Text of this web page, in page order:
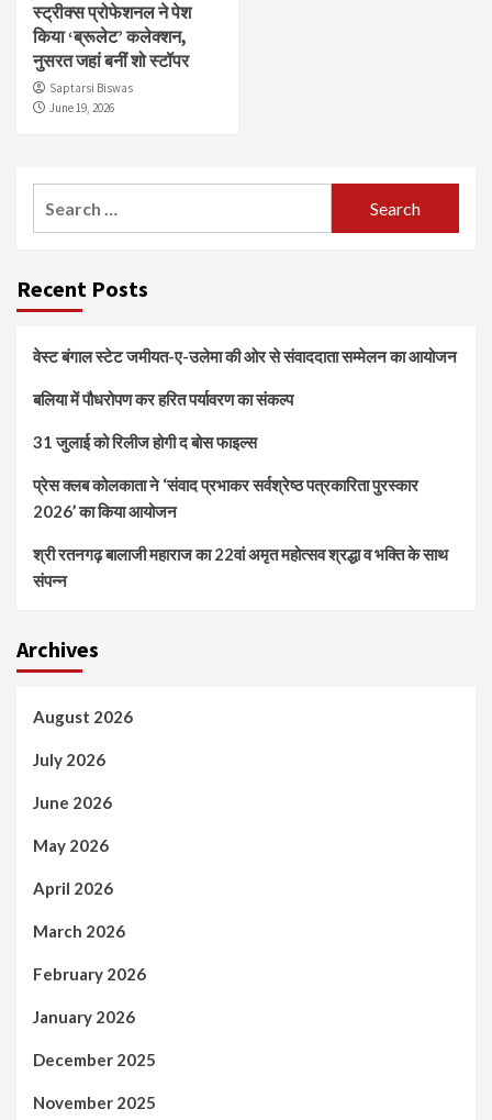
स्ट्रीक्स प्रोफेशनल ने पेश
किया ‘ब्रूलेट’ कलेक्शन,
नुसरत जहां बनीं शो स्टॉपर
Saptarsi Biswas
June 19, 2026
Recent Posts
वेस्ट बंगाल स्टेट जमीयत-ए-उलेमा की ओर से संवाददाता सम्मेलन का आयोजन
बलिया में पौधरोपण कर हरित पर्यावरण का संकल्प
31 जुलाई को रिलीज होगी द बोस फाइल्स
प्रेस क्लब कोलकाता ने ‘संवाद प्रभाकर सर्वश्रेष्ठ पत्रकारिता पुरस्कार
2026’ का किया आयोजन
श्री रतनगढ़ बालाजी महाराज का 22वां अमृत महोत्सव श्रद्धा व भक्ति के साथ
संपन्न
Archives
August 2026
July 2026
June 2026
May 2026
April 2026
March 2026
February 2026
January 2026
December 2025
November 2025